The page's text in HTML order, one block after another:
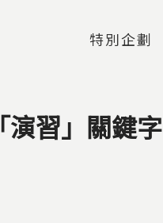
特別企劃
「演習」關鍵字